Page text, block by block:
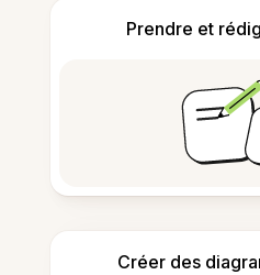
Prendre et
Créer des